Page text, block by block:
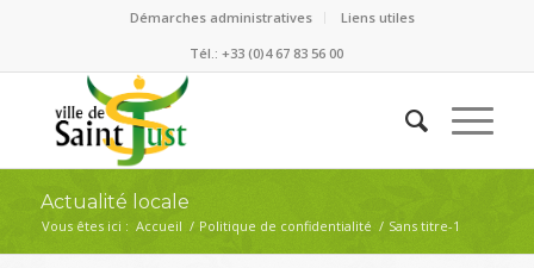
Démarches administratives
Liens utiles
Tél.: +33 (0)4 67 83 56 00
Actualité locale
Vous êtes ici : Accueil / Politique de confidentialité / Sans titre-1